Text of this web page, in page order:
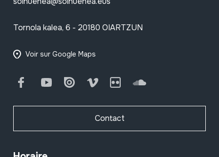
Tornola kalea, 6 - 20180 OIARTZUN
Voir sur Google Maps
FacebookYoutube Issuu Vimeo Flickr SoundCloud
Contact